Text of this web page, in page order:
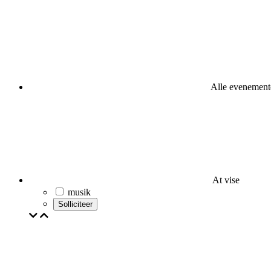
Alle
At vise
musik
Solliciteer